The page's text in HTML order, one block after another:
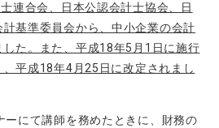
連合会、日本公認会計士協会、日
基準委員会から、中小企業の会計
た。また、平成18年5月1日に施行
平成18年4月25日に改定されまし
ーにて講師を務めたときに、財務の